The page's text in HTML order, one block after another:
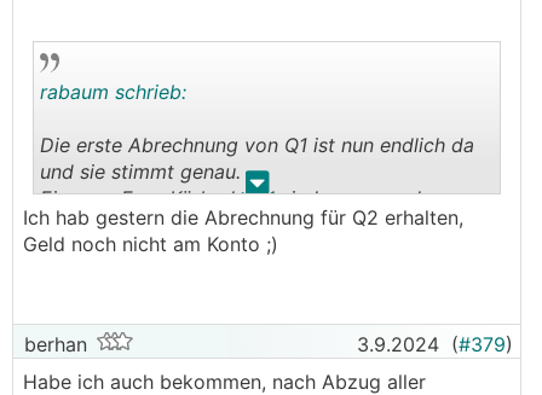
Find das, wie es zB in Premstätten bei der EEG
ist (für mich persönlich gesehen), am
angenehmsten.
Zählpunkt, bekommst und zahlst den E-Control
Marktpreis + 2 ct (aktuell 10,899ct/kWh) und
hast 1 ct Servicegebühr beim Bezug und beim
Einspeisen. Beim Bezug nimmst die
Gebührenvorteile beim Netz mit und hast so
und du kannst regional (EEG) und österreichweit
(BEG) dabei sein.
. .
rabaum schrieb:
Die erste Abrechnung von Q1 ist nun endlich da
und sie stimmt genau.
Ein paar Euro Körberlgeld sind es geworden.
Bzgl. Preissenkung habe ich einstweilen nichts
Ich hab gestern die Abrechnung für Q2 erhalten,
Geld noch nicht am Konto ;)
berhan 3.9.2024 (#379)
Habe ich auch bekommen, nach Abzug aller